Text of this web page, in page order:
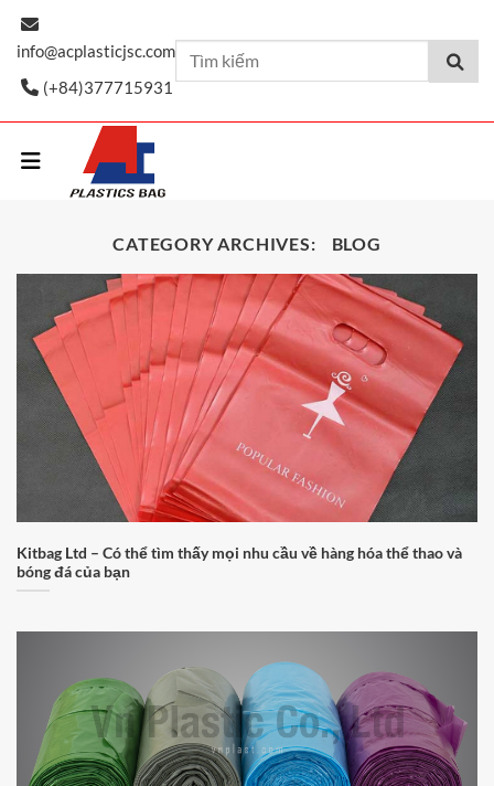
Skip
info@acplasticjsc.com
(+84)377715931
CATEGORY ARCHIVES: BLOG
Kitbag Ltd – Có thể tìm thấy mọi nhu cầu về hàng hóa thể thao và
bóng đá của bạn